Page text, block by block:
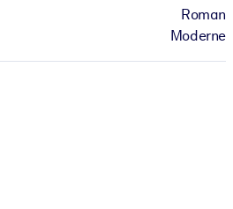
Roman
Moderne